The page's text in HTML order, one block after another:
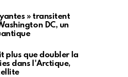
» transitent
DC, un
plus que doubler la
dans l'Arctique,